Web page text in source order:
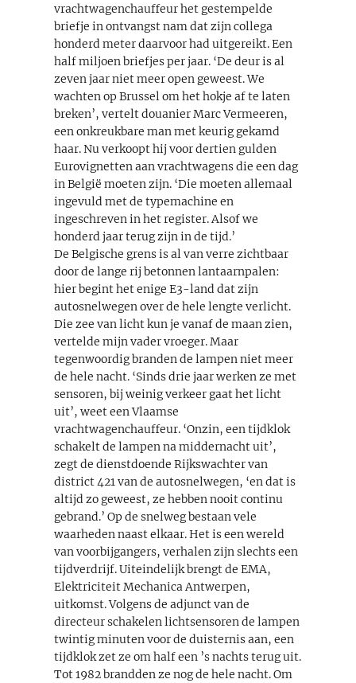
vrachtwagenchauffeur het gestempelde
briefje in ontvangst nam dat zijn collega
honderd meter daarvoor had uitgereikt. Een
half miljoen briefjes per jaar. ‘De deur is al
zeven jaar niet meer open geweest. We
wachten op Brussel om het hokje af te laten
breken’, vertelt douanier Marc Vermeeren,
een onkreukbare man met keurig gekamd
haar. Nu verkoopt hij voor dertien gulden
Eurovignetten aan vrachtwagens die een dag
in België moeten zijn. ‘Die moeten allemaal
ingevuld met de typemachine en
ingeschreven in het register. Alsof we
honderd jaar terug zijn in de tijd.’
De Belgische grens is al van verre zichtbaar
door de lange rij betonnen lantaarnpalen:
hier begint het enige E3-land dat zijn
autosnelwegen over de hele lengte verlicht.
Die zee van licht kun je vanaf de maan zien,
vertelde mijn vader vroeger. Maar
tegenwoordig branden de lampen niet meer
de hele nacht. ‘Sinds drie jaar werken ze met
sensoren, bij weinig verkeer gaat het licht
uit’, weet een Vlaamse
vrachtwagenchauffeur. ‘Onzin, een tijdklok
schakelt de lampen na middernacht uit’,
zegt de dienstdoende Rijkswachter van
district 421 van de autosnelwegen, ‘en dat is
altijd zo geweest, ze hebben nooit continu
gebrand.’ Op de snelweg bestaan vele
waarheden naast elkaar. Het is een wereld
van voorbijgangers, verhalen zijn slechts een
tijdverdrijf. Uiteindelijk brengt de EMA,
Elektriciteit Mechanica Antwerpen,
uitkomst. Volgens de adjunct van de
directeur schakelen lichtsensoren de lampen
twintig minuten voor de duisternis aan, een
tijdklok zet ze om half een ’s nachts terug uit.
Tot 1982 brandden ze nog de hele nacht. Om